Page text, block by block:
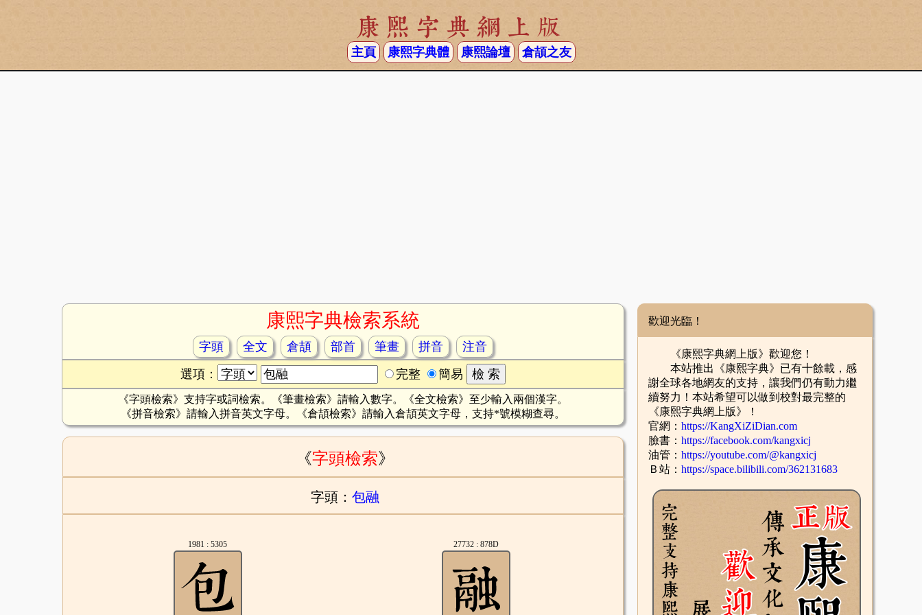
康熙字典網上版
主頁 康熙字典體 康熙論壇 倉頡之友
康熙字典檢索系統
字頭 全文 倉頡 部首 筆畫 拼音
注音
選項：
完整 簡易
《字頭檢索》支持字或詞檢索。《筆畫檢索》請輸入數字。《全文檢索》至少輸入兩個漢字。
《拼音檢索》請輸入拼音英文字母。《倉頡檢索》請輸入倉頡英文字母，支持*號模糊查尋。
《字頭檢索》
字頭： 包融
1981 : 5305 27732 : 878D
歡迎光臨！
《康熙字典網上版》歡迎您！
本站推出《康熙字典》已有十餘載，感
謝全球各地網友的支持，讓我們仍有動力繼
續努力！本站希望可以做到校對最完整的
《康熙字典網上版》！
官網： https://KangXiZiDian.com
臉書： https://facebook.com/kangxicj
油管： https://youtube.com/@kangxicj
Ｂ站： https://space.bilibili.com/362131683